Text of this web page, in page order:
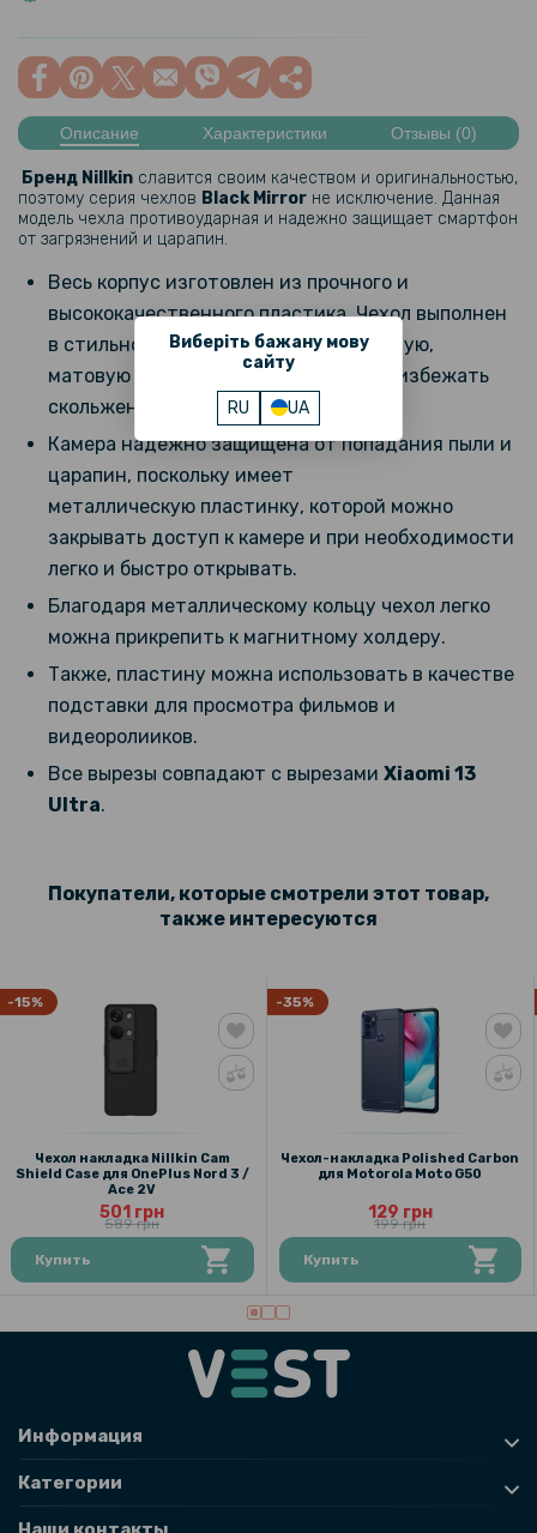
Виберіть бажану мову
сайту
RU UA
Описание Характеристики Отзывы (0)
Бренд Nillkin славится своим качеством и оригинальностью,
поэтому серия чехлов Black Mirror не исключение. Данная
модель чехла противоударная и надежно защищает смартфон
от загрязнений и царапин.
Весь корпус изготовлен из прочного и
высококачественного пластика. Чехол выполнен
в стильном дизайне и имеет ребристую,
матовую поверхность, что позволит избежать
скольжения в руках.
Камера надежно защищена от попадания пыли и
царапин, поскольку имеет
металлическую пластинку, которой можно
закрывать доступ к камере и при необходимости
легко и быстро открывать.
Благодаря металлическому кольцу чехол легко
можна прикрепить к магнитному холдеру.
Также, пластину можна использовать в качестве
подставки для просмотра фильмов и
видеоролииков.
Все вырезы совпадают с вырезами Xiaomi 13
Ultra.
Покупатели, которые смотрели этот товар,
также интересуются
-15%
Чехол накладка Nillkin Cam
Shield Case для OnePlus Nord 3 /
Ace 2V
501 грн
589 грн
Купить
-35%
Чехол-накладка Polished Carbon
для Motorola Moto G50
129 грн
199 грн
Купить
Информация
Категории